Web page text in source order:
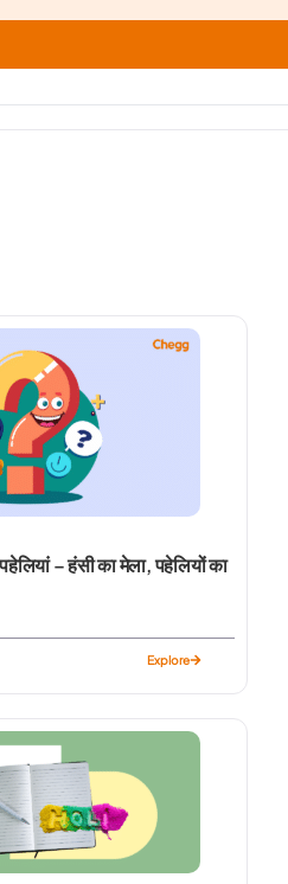
– हंसी का मेला, पहेलियों का
Explore